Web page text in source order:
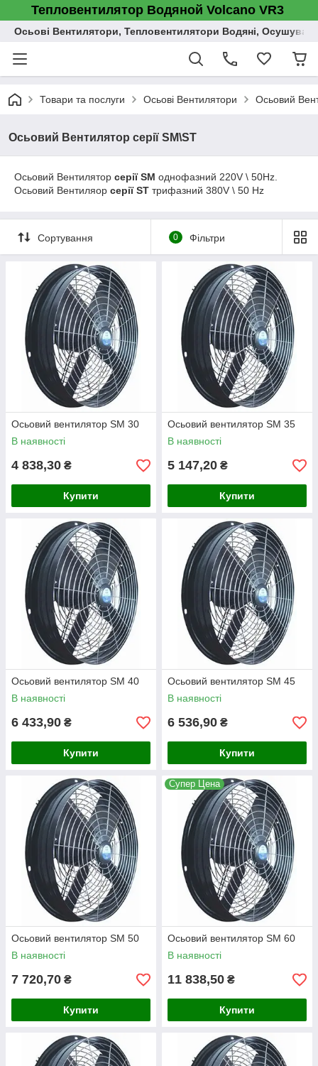
Тепловентилятор Водяной Volcano VR3
Осьові Вентилятори, Тепловентилятори Водяні, Осушувач
Товари та послуги Осьові Вентилятори Осьовий
Осьовий Вентилятор серії SM\ST
Осьовий Вентилятор серії SM однофазний 220V \ 50Hz.
Осьовий Вентиляор серії ST трифазний 380V \ 50 Hz
Сортування 0 Фільтри
Осьовий вентилятор SM 30
В наявності
4 838,30 ₴
Купити
Осьовий вентилятор SM 35
В наявності
5 147,20 ₴
Купити
Осьовий вентилятор SM 40
В наявності
6 433,90 ₴
Купити
Осьовий вентилятор SM 45
В наявності
6 536,90 ₴
Купити
Осьовий вентилятор SM 50
В наявності
7 720,70 ₴
Купити
Супер Цена
Осьовий вентилятор SM 60
В наявності
11 838,50 ₴
Купити